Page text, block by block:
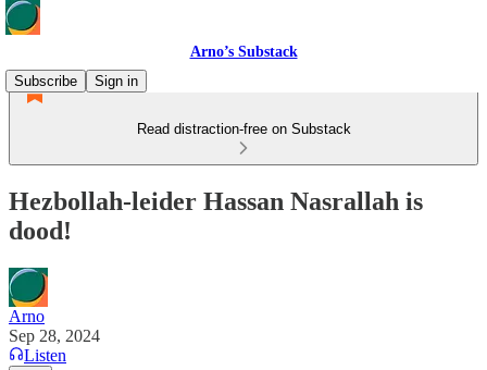
Arno’s Substack
Subscribe
Sign in
Read distraction-free on Substack
Hezbollah-leider Hassan Nasrallah is
dood!
Arno
Sep 28, 2024
Listen